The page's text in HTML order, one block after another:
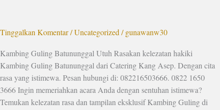
Tinggalkan Komentar/Uncategorized /gunawanw30
Kambing Guling Batununggal Utuh Rasakan kelezatan hakiki
Kambing Guling Batununggal dari Catering Kang Asep. Dengan cita
rasa yang istimewa. Pesan hubungi di: 082216503666. 0822 1650
3666 Ingin memeriahkan acara Anda dengan sentuhan istimewa?
Temukan kelezatan rasa dan tampilan eksklusif Kambing Guling di